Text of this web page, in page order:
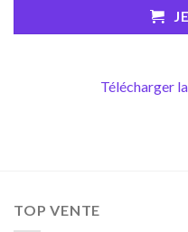
Télécharger
TOP VENTE